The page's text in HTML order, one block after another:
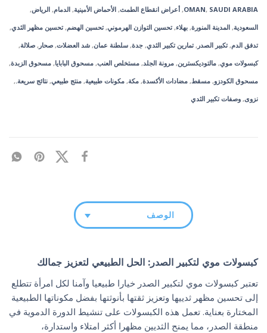
OMAN, SAUDI ARABIA
, أعراض انقطاع الطمث, الأحماض الأمينية, الدمام, الرياض,
السعودية, المدينة المنورة, بهلاء,تحسين التوازن الهرموني,تحسين الهضم,تحسين مظهر الثدي,
تدفق الدم,تكبير الصدر ,تمارين تكبير الثدي, جدة, سلطنة عمان, شد العضلات, صحار , صلالة,
كبسولات موي, مالتوديكسترين, مرونة الجلد, مستخلص العنب, مسحوق البابايا, مسحوق الزبدة,
مسحوق الكودزو, مسقط, مضادات الأكسدة, مكة, مكونات طبيعية, منتج طبيعي, نتائج سريعة.,
نزوى, وصفات تكبير الثدي
الوصف
كبسولات موي لتكبير الصدر: الحل الطبيعي لتعزيز جمالك
تعتبر كبسولات موي لتكبير الصدر خيارا طبيعيا وآمنا لكل امرأة تتطلع
إلى تحسين مظهر ثدييها وتعزيز ثقتها بأنوثتها بفضل مكوناتها الطبيعية
المختارة بعناية. تعمل هذه الكبسولات على تنشيط الدورة الدموية في
منطقة الصدر، مما يمنح الثديين مظهرا أكثر امتلاء واستدارة،